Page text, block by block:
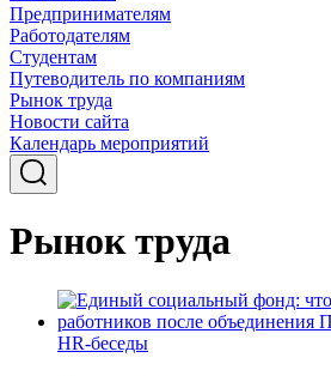
Предпринимателям
Работодателям
Студентам
Путеводитель по компаниям
Рынок труда
Новости сайта
Календарь мероприятий
Рынок труда
HR-беседы